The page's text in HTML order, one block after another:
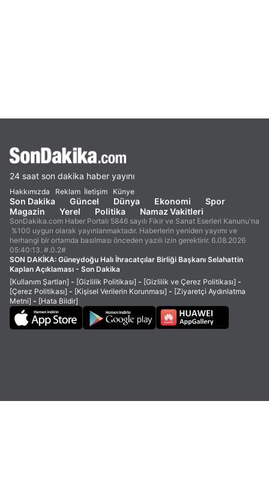
24 saat son dakika haber yayını
Hakkımızda Reklam İletişim Künye
Son Dakika Güncel Dünya Ekonomi
Spor
Magazin
Yerel Politika Namaz Vakitleri
SonDakika.com Haber Portalı 5846 sayılı Fikir ve Sanat Eserleri Kanunu'na
%100 uygun olarak yayınlanmaktadır. Haberlerin yeniden yayımı ve
herhangi bir ortamda basılması önceden yazılı izin gerektirir. 6.08.2026
05:40:13. #.0.2#
SON DAKİKA: Güneydoğu Halı İhracatçılar Birliği Başkanı Selahattin
Kaplan Açıklaması - Son Dakika
[Kullanım Şartları] - [Gizlilik Politikası] - [Gizlilik ve Çerez Politikası] -
[Çerez Politikası] - [Kişisel Verilerin Korunması] - [Ziyaretçi Aydınlatma
Metni] - [Hata Bildir]